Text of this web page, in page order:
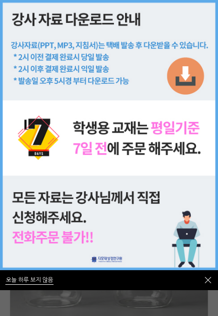
쇼핑몰
전체 강사 패키지 학생용 교재 단행본
기타
오늘 하루 보지 않음
오늘 하루 보지 않음